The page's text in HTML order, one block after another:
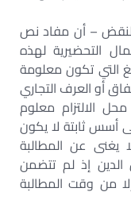
– أن مفاد نص
التحضيرية لهذه
التي تكون معلومة
أو العرف التجاري
الالتزام معلوم
أسس ثابتة لا يكون
يغنى عن المطالبة
الدين إذ لم تتضمن
من وقت المطالبة